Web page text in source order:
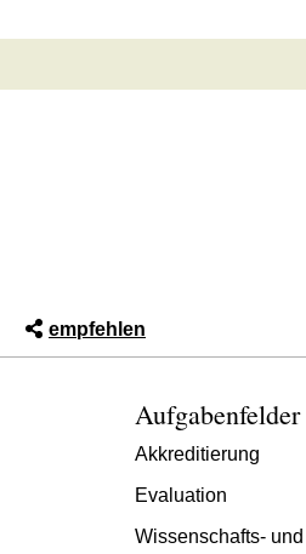
empfehlen
Aufgabenfelder
Akkreditierung
Evaluation
Wissenschafts- und